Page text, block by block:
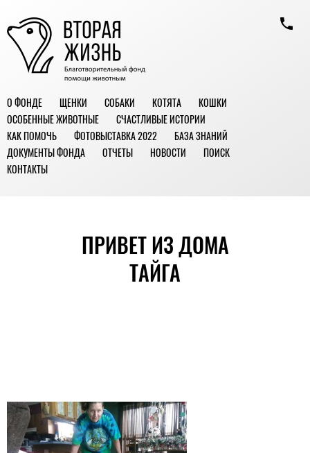
О ФОНДЕ ЩЕНКИ СОБАКИ КОТЯТА
КОШКИ
ОСОБЕННЫЕ ЖИВОТНЫЕ
СЧАСТЛИВЫЕ ИСТОРИИ
КАК ПОМОЧЬ
ФОТОВЫСТАВКА 2022
БАЗА ЗНАНИЙ
ДОКУМЕНТЫ ФОНДА
ОТЧЕТЫ НОВОСТИ
ПОИСК
КОНТАКТЫ
ПРИВЕТ ИЗ ДОМА
ТАЙГА